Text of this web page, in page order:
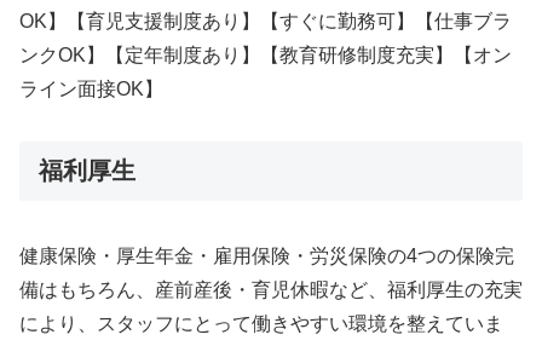
OK】【育児支援制度あり】【すぐに勤務可】【仕事ブラ
ンクOK】【定年制度あり】【教育研修制度充実】【オン
ライン面接OK】
福利厚生
健康保険・厚生年金・雇用保険・労災保険の4つの保険完
備はもちろん、産前産後・育児休暇など、福利厚生の充実
により、スタッフにとって働きやすい環境を整えていま